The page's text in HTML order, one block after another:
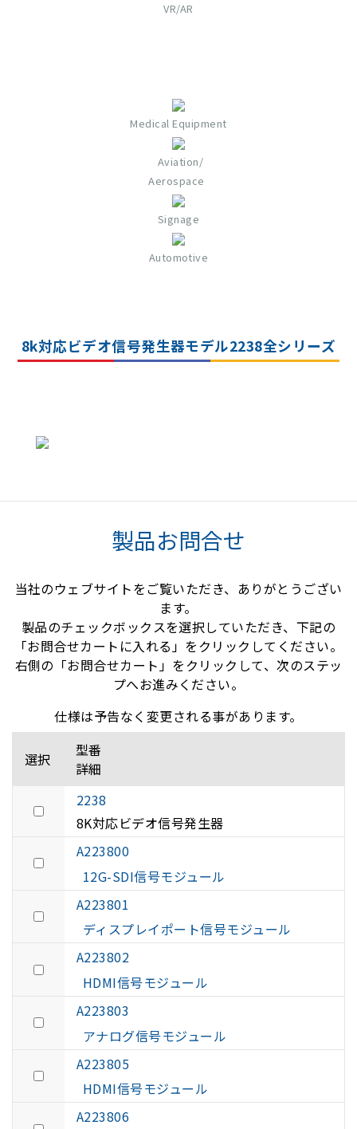
VR/AR​​
Medical Equipment
Aviation/
Aerospace
Signage
Automotive
8k対応ビデオ信号発生器モデル2238全シリーズ
製品お問合せ
当社のウェブサイトをご覧いただき、ありがとうござい
ます。
製品のチェックボックスを選択していただき、下記の
「お問合せカートに入れる」をクリックしてください。
右側の「お問合せカート」をクリックして、次のステッ
プへお進みください。
仕様は予告なく変更される事があります。
選択
型番
詳細
2238
8K対応ビデオ信号発生器
A223800
12G-SDI信号モジュール
A223801
ディスプレイポート信号モジュール
A223802
HDMI信号モジュール
A223803
アナログ信号モジュール
A223805
HDMI信号モジュール
A223806